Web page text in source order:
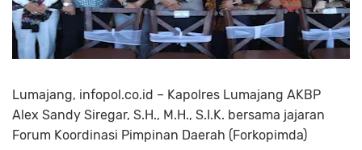
Lumajang, infopol.co.id – Kapolres Lumajang AKBP
Alex Sandy Siregar, S.H., M.H., S.I.K. bersama jajaran
Forum Koordinasi Pimpinan Daerah (Forkopimda)